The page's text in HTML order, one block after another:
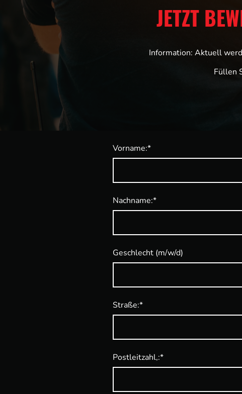
JETZT
Information: Aktuell
Füllen
Vorname:*
Nachname:*
Geschlecht (m/w/d)
Straße:*
Postleitzahl,:*